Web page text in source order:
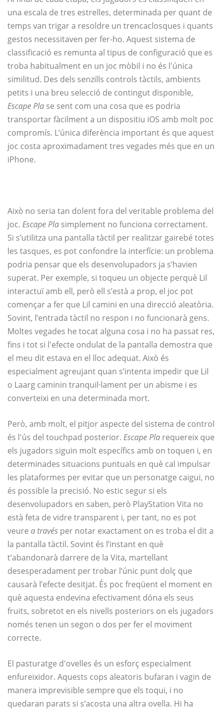
una escala de tres estrelles, determinada per quant de
temps van trigar a resoldre un trencaclosques i quants
gestos necessitaven per fer-ho. Aquest sistema de
classificació es remunta al tipus de configuració que es
troba habitualment en un joc mòbil i no és l'única
similitud. Des dels senzills controls tàctils, ambients
petits i una breu selecció de contingut disponible,
Escape Pla se sent com una cosa que es podria
transportar fàcilment a un dispositiu iOS amb molt poc
compromís. L’única diferència important és que aquest
joc costa aproximadament tres vegades més que en un
iPhone.
Això no seria tan dolent fora del veritable problema del
joc. Escape Pla simplement no funciona correctament.
Si s’utilitza una pantalla tàctil per realitzar gairebé totes
les tasques, es pot confondre la interfície: un problema
podria pensar que els desenvolupadors ja s’havien
superat. Per exemple, si toqueu un objecte perquè Lil
interactuï amb ell, però ell s’està a prop, el joc pot
començar a fer que Lil camini en una direcció aleatòria.
Sovint, l’entrada tàctil no respon i no funcionarà gens.
Moltes vegades he tocat alguna cosa i no ha passat res,
fins i tot si l'efecte ondulat de la pantalla demostra que
el meu dit estava en el lloc adequat. Això és
especialment agreujant quan s’intenta impedir que Lil
o Laarg caminin tranquil·lament per un abisme i es
converteixi en una determinada mort.
Però, amb molt, el pitjor aspecte del sistema de control
és l'ús del touchpad posterior. Escape Pla requereix que
els jugadors siguin molt específics amb on toquen i, en
determinades situacions puntuals en què cal impulsar
les plataformes per evitar que un personatge caigui, no
és possible la precisió. No estic segur si els
desenvolupadors en saben, però PlayStation Vita no
està feta de vidre transparent i, per tant, no es pot
veure a través per notar exactament on es troba el dit a
la pantalla tàctil. Sovint és l’instant en què
t’abandonarà darrere de la Vita, martellant
desesperadament per trobar l’únic punt dolç que
causarà l’efecte desitjat. És poc freqüent el moment en
què aquesta endevina efectivament dóna els seus
fruits, sobretot en els nivells posteriors on els jugadors
només tenen un segon o dos per fer el moviment
correcte.
El pasturatge d'ovelles és un esforç especialment
enfureixidor. Aquests cops aleatoris bufaran i vagin de
manera imprevisible sempre que els toqui, i no
quedaran parats si s’acosta una altra ovella. Hi ha